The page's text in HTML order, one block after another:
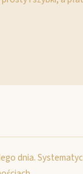
dnia.